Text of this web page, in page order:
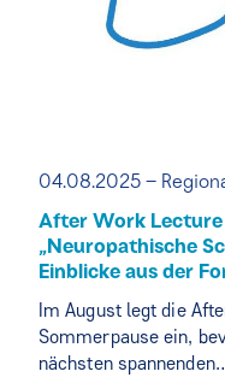
04.08.2025 –
After Work Lecture
„Neuropathische
Einblicke aus der
Im August legt die
Sommerpause ein,
nächsten